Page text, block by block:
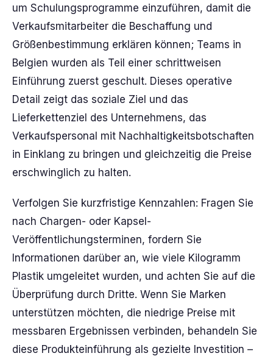
um Schulungsprogramme einzuführen, damit die
Verkaufsmitarbeiter die Beschaffung und
Größenbestimmung erklären können; Teams in
Belgien wurden als Teil einer schrittweisen
Einführung zuerst geschult. Dieses operative
Detail zeigt das soziale Ziel und das
Lieferkettenziel des Unternehmens, das
Verkaufspersonal mit Nachhaltigkeitsbotschaften
in Einklang zu bringen und gleichzeitig die Preise
erschwinglich zu halten.
Verfolgen Sie kurzfristige Kennzahlen: Fragen Sie
nach Chargen- oder Kapsel-
Veröffentlichungsterminen, fordern Sie
Informationen darüber an, wie viele Kilogramm
Plastik umgeleitet wurden, und achten Sie auf die
Überprüfung durch Dritte. Wenn Sie Marken
unterstützen möchten, die niedrige Preise mit
messbaren Ergebnissen verbinden, behandeln Sie
diese Produkteinführung als gezielte Investition –